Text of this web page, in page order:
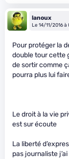
lanoux
Le 14/11/2016 à
Pour protéger la
double tour cette
de sortir comme
pourra plus lui
Le droit à la vie
est sur écoute
La liberté
pas journaliste